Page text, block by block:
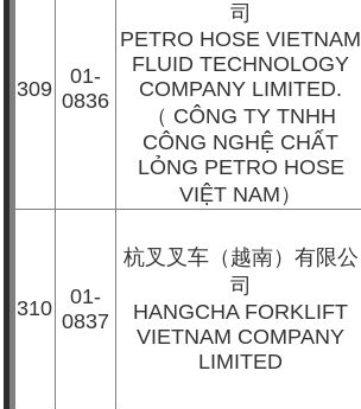
309
01-
0836
司
PETRO HOSE VIETNAM
FLUID TECHNOLOGY
COMPANY LIMITED.
（ CÔNG TY TNHH
CÔNG NGHỆ CHẤT
LỎNG PETRO HOSE
VIỆT NAM ）
310
01-
0837
杭叉叉车（越南）有限公
司
HANGCHA FORKLIFT
VIETNAM COMPANY
LIMITED